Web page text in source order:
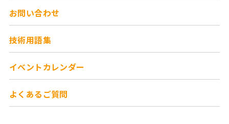
お問い合わせ
技術用語集
イベントカレンダー
よくあるご質問